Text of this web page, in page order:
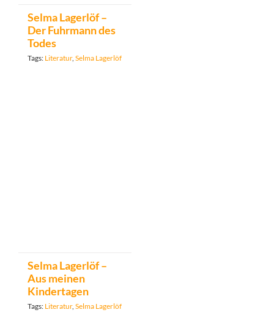
Selma Lagerlöf –
Der Fuhrmann des
Todes
Tags: Literatur, Selma Lagerlöf
Selma Lagerlöf –
Aus meinen
Kindertagen
Tags: Literatur, Selma Lagerlöf